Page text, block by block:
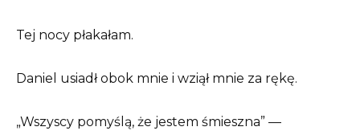
Tej nocy płakałam.
Daniel usiadł obok mnie i wziął mnie za rękę.
„Wszyscy pomyślą, że jestem śmieszna” —